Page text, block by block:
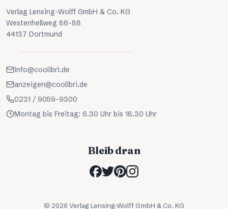
Verlag Lensing-Wolff GmbH & Co. KG
Westenhellweg 86-88
44137 Dortmund
info@coolibri.de
anzeigen@coolibri.de
0231 / 9059-9300
Montag bis Freitag: 6.30 Uhr bis 18.30 Uhr
Bleib dran
© 2026 Verlag Lensing-Wolff GmbH & Co. KG